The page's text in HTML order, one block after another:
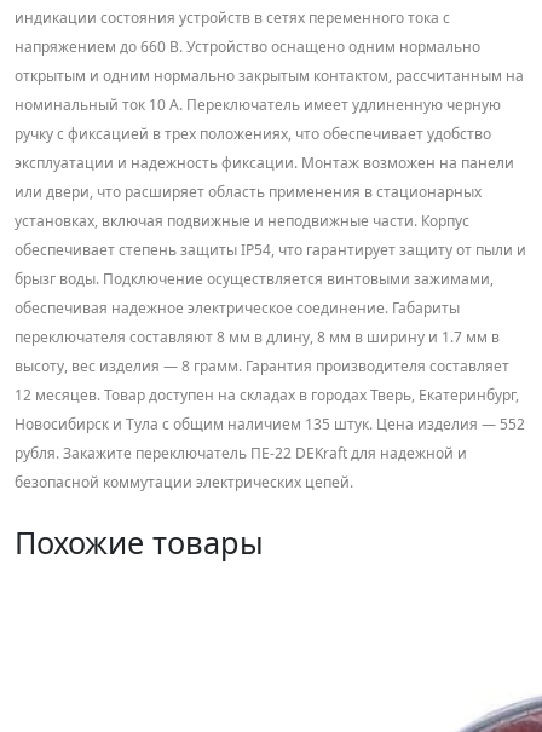
индикации состояния устройств в сетях переменного тока с
напряжением до 660 В. Устройство оснащено одним нормально
открытым и одним нормально закрытым контактом, рассчитанным на
номинальный ток 10 А. Переключатель имеет удлиненную черную
ручку с фиксацией в трех положениях, что обеспечивает удобство
эксплуатации и надежность фиксации. Монтаж возможен на панели
или двери, что расширяет область применения в стационарных
установках, включая подвижные и неподвижные части. Корпус
обеспечивает степень защиты IP54, что гарантирует защиту от пыли и
брызг воды. Подключение осуществляется винтовыми зажимами,
обеспечивая надежное электрическое соединение. Габариты
переключателя составляют 8 мм в длину, 8 мм в ширину и 1.7 мм в
высоту, вес изделия — 8 грамм. Гарантия производителя составляет
12 месяцев. Товар доступен на складах в городах Тверь, Екатеринбург,
Новосибирск и Тула с общим наличием 135 штук. Цена изделия — 552
рубля. Закажите переключатель ПЕ-22 DEKraft для надежной и
безопасной коммутации электрических цепей.
Похожие товары